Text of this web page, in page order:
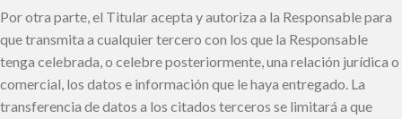
Por otra parte, el Titular acepta y autoriza a la Responsable para
que transmita a cualquier tercero con los que la Responsable
tenga celebrada, o celebre posteriormente, una relación jurídica o
comercial, los datos e información que le haya entregado. La
transferencia de datos a los citados terceros se limitará a que